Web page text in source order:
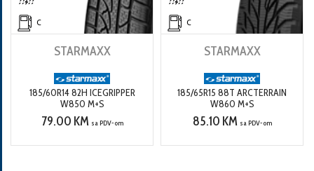
C
STARMAXX
185/60R14 82H ICEGRIPPER
W850 M+S
79.00 KM sa PDV-om
C
STARMAXX
185/65R15 88T ARCTERRAIN
W860 M+S
85.10 KM sa PDV-om